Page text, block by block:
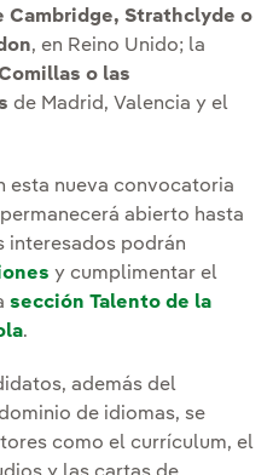
Cambridge, Strathclyde o
, en Reino Unido; la
o las
de Madrid, Valencia y el
esta nueva convocatoria
abierto hasta
interesados podrán
y cumplimentar el
sección Talento de la
.
además del
de idiomas, se
como el currículum, el